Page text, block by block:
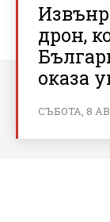
дрон,
оказа
СЪБОТА, 8